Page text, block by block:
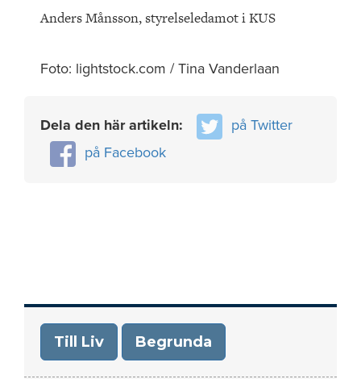
Anders Månsson, styrelseledamot i KUS
Foto: lightstock.com / Tina Vanderlaan
Dela den här artikeln:
på Twitter
på Facebook
Till Liv Begrunda